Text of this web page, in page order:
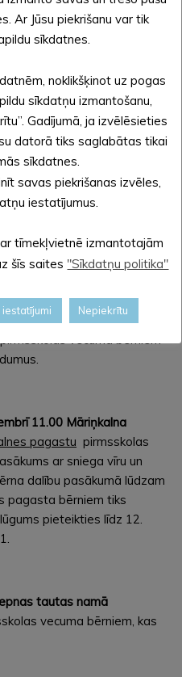
Pieteikt bērna dalību
Veclaicenes pagasta
kuram lūgums pieteikties
Malienas tautas namā
pagastapirmsskolas
Pasākuma laikā
vecuma bērniem
pagasta pirmsskolas
Pasākuma laikā
vecuma bērniem
11.00 Māriņkalna
pagastu pirmsskolas
ar sniega vīru un
dalību pasākumā lūdzam
pagasta bērniem tiks
pieteikties līdz 12.
tautas namā
vecuma bērniem, kas
Ar Jūsu piekrišanu var tik
sīkdatnes.
noklikšķinot uz pogas
sīkdatņu izmantošanu,
Gadījumā, ja izvēlēsieties
datorā tiks saglabātas tikai
sīkdatnes.
savas piekrišanas izvēles,
iestatījumus.
tīmekļvietnē izmantotajām
šīs saites "Sīkdatņu politika"
Nepiekrītu